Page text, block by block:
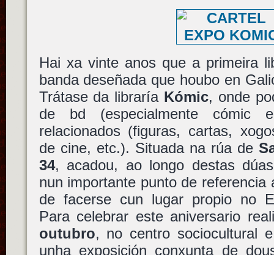
Hai xa vinte anos que a primeira
banda deseñada que houbo en
Trátase da libraría Kómic, onde
de bd (especialmente cómic
relacionados (figuras, cartas,
de cine, etc.). Situada na rúa de
34, acadou, ao longo destas
nun importante punto de referencia
de facerse cun lugar propio no
Para celebrar este aniversario
outubro, no centro sociocultural
unha exposición conxunta de